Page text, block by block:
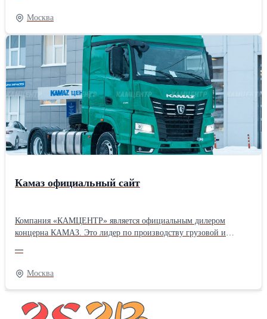
КАМАЗ 43118 легко трансформируется в бортовой фургон.
Подробную информацию Вы можете найти на нашем сайте
Москва
Камаз официальный сайт
Компания «КАМЦЕНТР» является официальным дилером
концерна КАМАЗ. Это лидер по производству грузовой и
КАМАЗ. Ознаокомиться с информацией более подробно Вы
можете на нашем сайте
—
Москва